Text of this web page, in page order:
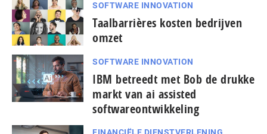
SOFTWARE INNOVATION
Taal­bar­ri­è­res kosten bedrijven
omzet
SOFTWARE INNOVATION
IBM betreedt met Bob de drukke
markt van ai assisted
softwareontwikkeling